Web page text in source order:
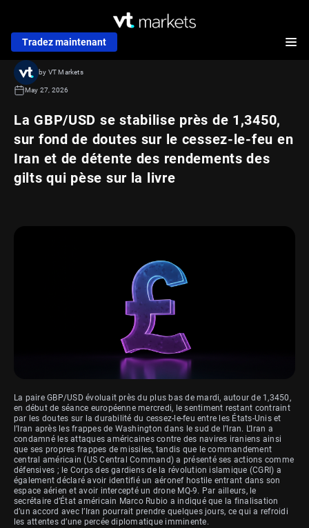
Tradez maintenant
La GBP/USD se stabilise près de 1,3450,
sur fond de doutes sur le cessez-le-feu en
Iran et de détente des rendements des
gilts qui pèse sur la livre
by VT Markets
May 27, 2026
La paire GBP/USD évoluait près du plus bas de mardi, autour de 1,3450,
en début de séance européenne mercredi, le sentiment restant contraint
par les doutes sur la durabilité du cessez-le-feu entre les États-Unis et
l’Iran après les frappes de Washington dans le sud de l’Iran. L’Iran a
condamné les attaques américaines contre des navires iraniens ainsi
que ses propres frappes de missiles, tandis que le commandement
central américain (US Central Command) a présenté ses actions comme
défensives ; le Corps des gardiens de la révolution islamique (CGRI) a
également déclaré avoir identifié un aéronef hostile entrant dans son
espace aérien et avoir intercepté un drone MQ-9. Par ailleurs, le
secrétaire d’État américain Marco Rubio a indiqué que la finalisation
d’un accord avec l’Iran pourrait prendre quelques jours, ce qui a refroidi
les attentes d’une percée diplomatique imminente.